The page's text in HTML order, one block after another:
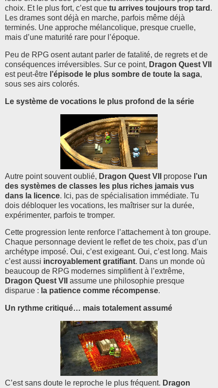
choix. Et le plus fort, c’est que tu arrives toujours trop tard .
Les drames sont déjà en marche, parfois même déjà
terminés. Une approche mélancolique, presque cruelle,
mais d’une maturité rare pour l’époque.
Peu de RPG osent autant parler de fatalité, de regrets et de
conséquences irréversibles. Sur ce point, Dragon Quest VII
est peut-être l’épisode le plus sombre de toute la saga,
sous ses airs colorés.
Le système de vocations le plus profond de la série
Autre point souvent oublié, Dragon Quest VII propose l’un
des systèmes de classes les plus riches jamais vus
dans la licence. Ici, pas de spécialisation immédiate. Tu
dois débloquer les vocations, les maîtriser sur la durée,
expérimenter, parfois te tromper.
Cette progression lente renforce l’attachement à ton groupe.
Chaque personnage devient le reflet de tes choix, pas d’un
archétype imposé. Oui, c’est exigeant. Oui, c’est long. Mais
c’est aussi incroyablement gratifiant. Dans un monde où
beaucoup de RPG modernes simplifient à l’extrême,
Dragon Quest VII
assume une philosophie presque
disparue : la patience comme récompense.
Un rythme critiqué… mais totalement assumé
C’est sans doute le reproche le plus fréquent. Dragon